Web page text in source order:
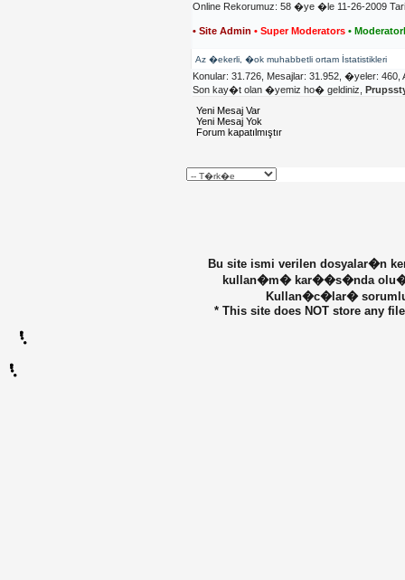
Online Rekorumuz: 58 �ye �le 11-26-2009
• Site Admin • Super Moderators •
Az �ekerli, �ok muhabbetli ortam İstatistikleri
Konular: 31.726, Mesajlar: 31.952, �yeler: 460,
Son kay�t olan �yemiz ho� geldiniz,
Yeni Mesaj Var
Yeni Mesaj Yok
Forum kapatılmıştır
Bu site ismi verilen dosyalar�n
kullan�m� kar��s�nda
Kullan�c�lar�
* This site does NOT store any